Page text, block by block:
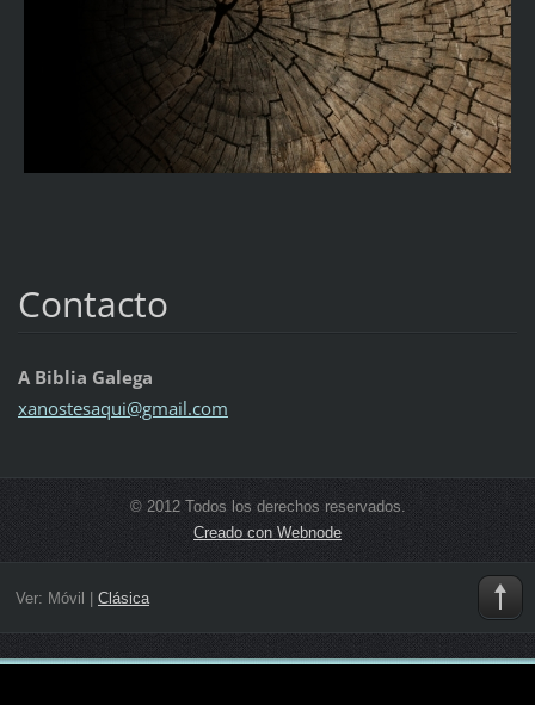
Contacto
A Biblia Galega
xanostesaqui@gmail.com
© 2012 Todos los derechos reservados.
Creado con Webnode
Ver: Móvil Clásica